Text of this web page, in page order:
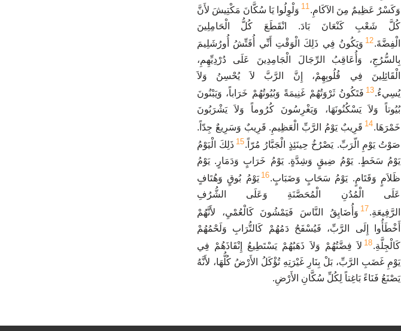
وَكَسْرٌ عَظِيمٌ مِنَ الآكَامِ.11 وَلْوِلُوا يَا سُكَّانَ مَكْتِيشَ لأَنَّ
كُلَّ شَعْبِ كَنْعَانَ بَادَ. انْقَطَعَ كُلُّ الْحَامِلِينَ
الْفِضَّةَ.12 وَيَكُونُ فِي ذَلِكَ الْوَقْتِ أَنِّي أُفَتِّشُ أُورُشَلِيمَ
بِالسُّرُجِ، وَأُعَاقِبُ الرِّجَالَ الْجَامِدِينَ عَلَى دُرْدِيِّهِمِ،
الْقَائِلِينَ فِي قُلُوبِهِمْ، إِنَّ الرَّبَّ لاَ يُحْسِنُ وَلاَ
يُسِيءُ.13 فَتَكُونُ ثَرْوَتُهُمْ غَنِيمَةً وَبُيُوتُهُمْ خَرَاباً، وَيَبْنُونَ
بُيُوتاً وَلاَ يَسْكُنُونَهَا، وَيَغْرِسُونَ كُرُوماً وَلاَ يَشْرَبُونَ
خَمْرَهَا.14 قَرِيبٌ يَوْمُ الرَّبِّ الْعَظِيمِ. قَرِيبٌ وَسَرِيعٌ جِدّاً.
صَوْتُ يَوْمِ الّرَبِّ. يَصْرُخُ حِينَئِذٍ الْجَبَّارُ مُرّاً.15 ذَلِكَ الْيَوْمُ
يَوْمُ سَخَطٍ. يَوْمُ ضِيقٍ وَشِدَّةٍ. يَوْمُ خَرَابٍ وَدَمَارٍ. يَوْمُ
ظَلاَمٍ وَقَتَامٍ. يَوْمُ سَحَابٍ وَضَبَابٍ.16 يَوْمُ بُوقٍ وَهُتَافٍ
عَلَى الْمُدُنِ الْمُحَصَّنَةِ وَعَلَى الشُّرُفِ
الرَّفِيعَةِ.17 وَأُضَايِقُ النَّاسَ فَيَمْشُونَ كَالْعُمْيِ، لأَنَّهُمْ
أَخْطَأُوا إِلَى الرَّبِّ، فَيُسْفَحُ دَمُهُمْ كَالتُّرَابِ وَلَحْمُهُمْ
كَالْجِلَّةِ.18 لاَ فِضَّتُهُمْ وَلاَ ذَهَبُهُمْ يَسْتَطِيعُ إِنْقَاذَهُمْ فِي
يَوْمِ غَضَبِ الرَّبِّ، بَلْ بِنَارِ غَيْرَتِهِ تُؤْكَلُ الأَرْضُ كُلُّهَا، لأَنَّهُ
يَصْنَعُ فَنَاءً بَاغِتاً لِكُلِّ سُكَّانِ الأَرْضِ.